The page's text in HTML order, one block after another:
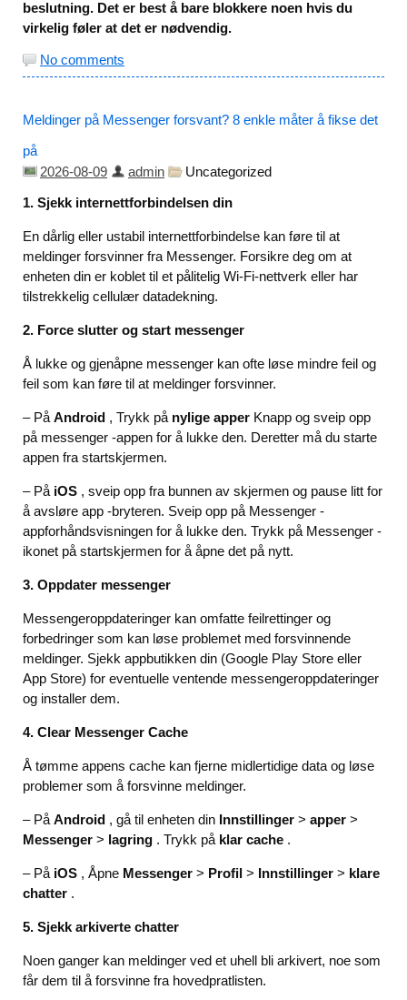
beslutning. Det er best å bare blokkere noen hvis du
virkelig føler at det er nødvendig.
No comments
Meldinger på Messenger forsvant? 8 enkle måter å fikse det
på
2026-08-09
admin
Uncategorized
1. Sjekk internettforbindelsen din
En dårlig eller ustabil internettforbindelse kan føre til at
meldinger forsvinner fra Messenger. Forsikre deg om at
enheten din er koblet til et pålitelig Wi-Fi-nettverk eller har
tilstrekkelig cellulær datadekning.
2. Force slutter og start messenger
Å lukke og gjenåpne messenger kan ofte løse mindre feil og
feil som kan føre til at meldinger forsvinner.
– På Android , Trykk på nylige apper Knapp og sveip opp
på messenger -appen for å lukke den. Deretter må du starte
appen fra startskjermen.
– På iOS , sveip opp fra bunnen av skjermen og pause litt for
å avsløre app -bryteren. Sveip opp på Messenger -
appforhåndsvisningen for å lukke den. Trykk på Messenger -
ikonet på startskjermen for å åpne det på nytt.
3. Oppdater messenger
Messengeroppdateringer kan omfatte feilrettinger og
forbedringer som kan løse problemet med forsvinnende
meldinger. Sjekk appbutikken din (Google Play Store eller
App Store) for eventuelle ventende messengeroppdateringer
og installer dem.
4. Clear Messenger Cache
Å tømme appens cache kan fjerne midlertidige data og løse
problemer som å forsvinne meldinger.
– På Android , gå til enheten din Innstillinger > apper >
Messenger > lagring . Trykk på klar cache .
– På iOS , Åpne Messenger > Profil > Innstillinger > klare
chatter .
5. Sjekk arkiverte chatter
Noen ganger kan meldinger ved et uhell bli arkivert, noe som
får dem til å forsvinne fra hovedpratlisten.